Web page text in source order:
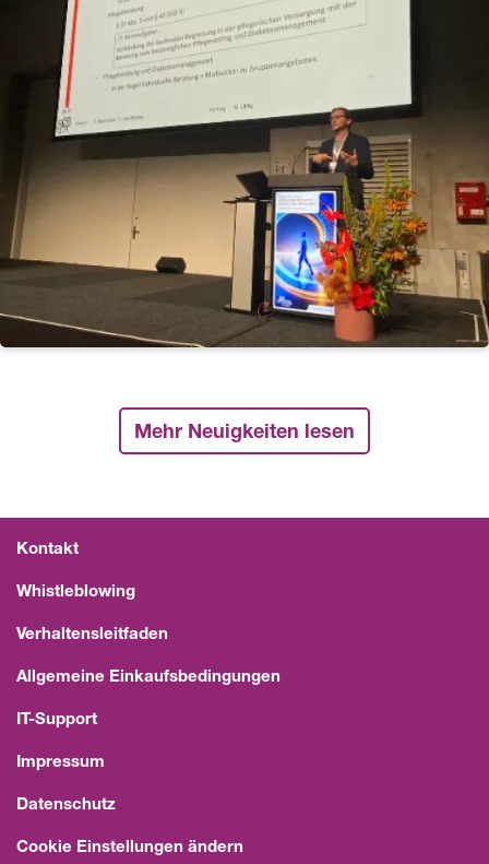
Mehr Neuigkeiten lesen
Kontakt
Whistleblowing
Verhaltensleitfaden
Allgemeine Einkaufsbedingungen
IT-Support
Impressum
Datenschutz
Cookie Einstellungen ändern